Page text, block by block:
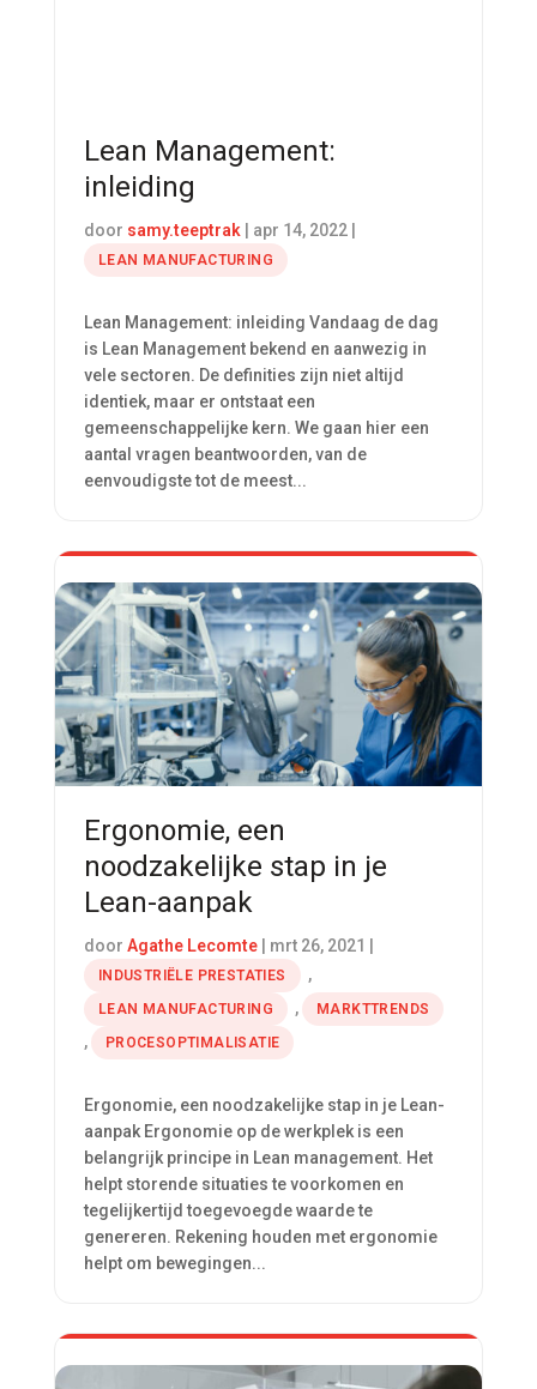
Lean Management:
inleiding
door samy.teeptrak| apr 14, 2022|
LEAN MANUFACTURING
Lean Management: inleiding Vandaag de dag
is Lean Management bekend en aanwezig in
vele sectoren. De definities zijn niet altijd
identiek, maar er ontstaat een
gemeenschappelijke kern. We gaan hier een
aantal vragen beantwoorden, van de
eenvoudigste tot de meest...
Ergonomie, een
noodzakelijke stap in je
Lean-aanpak
door Agathe Lecomte| mrt 26, 2021
INDUSTRIËLE PRESTATIES ,
LEAN MANUFACTURING , MARKTTRENDS
, PROCESOPTIMALISATIE
Ergonomie, een noodzakelijke stap in je Lean-
aanpak Ergonomie op de werkplek is een
belangrijk principe in Lean management. Het
helpt storende situaties te voorkomen en
tegelijkertijd toegevoegde waarde te
genereren. Rekening houden met ergonomie
helpt om bewegingen...